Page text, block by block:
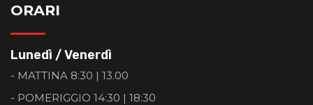
ORARI
Lunedì / Venerdì
- MATTINA 8:30 | 13.00
- POMERIGGIO 14:30 | 18:30